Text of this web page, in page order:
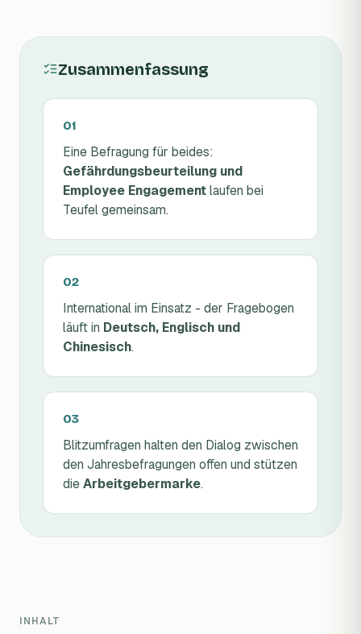
Zusammenfassung
Eine Befragung für beides:
Gefährdungsbeurteilung und
Employee Engagementlaufen bei
Teufel gemeinsam.
International im Einsatz - der Fragebogen
läuft in Deutsch, Englisch und
Chinesisch.
Blitzumfragen halten den Dialog zwischen
den Jahresbefragungen offen und stützen
dieArbeitgebermarke.
INHALT